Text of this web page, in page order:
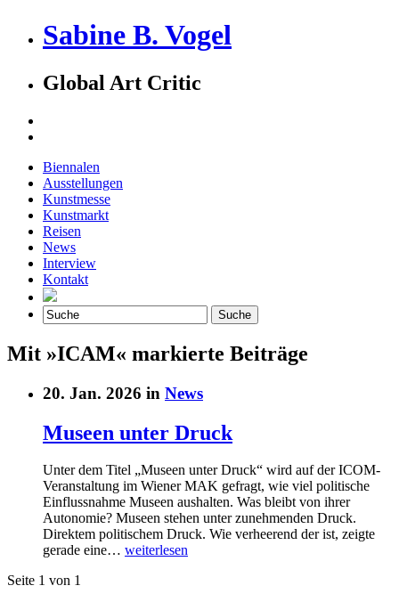
Sabine B. Vogel
Global Art Critic
Biennalen
Ausstellungen
Kunstmesse
Kunstmarkt
Reisen
News
Interview
Kontakt
Mit »ICAM« markierte Beiträge
20. Jan. 2026 in News
Museen unter Druck
Unter dem Titel „Museen unter Druck“ wird auf der ICOM-
Veranstaltung im Wiener MAK gefragt, wie viel politische
Einflussnahme Museen aushalten. Was bleibt von ihrer
Autonomie? Museen stehen unter zunehmenden Druck.
Direktem politischem Druck. Wie verheerend der ist, zeigte
gerade eine… weiterlesen
Seite 1 von 1